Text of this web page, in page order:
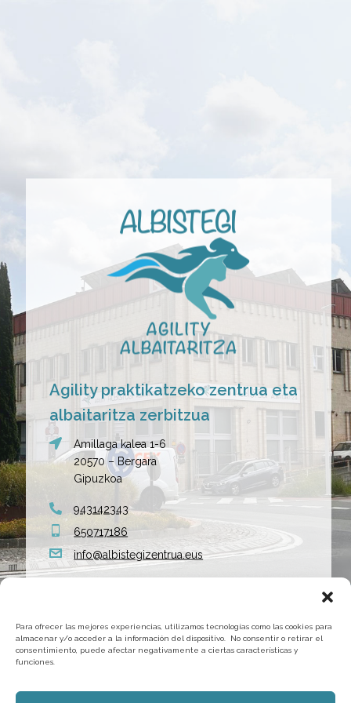
Para ofrecer las mejores experiencias, utilizamos tecnologías como las cookies para
almacenar y/o acceder a la información del dispositivo. No consentir o retirar el
consentimiento, puede afectar negativamente a ciertas características y
funciones.
Agility praktikatzeko zentrua eta
albaitaritza zerbitzua
Amillaga kalea 1-6
20570 – Bergara
Gipuzkoa
943142343
650717186
info@albistegizentrua.eus